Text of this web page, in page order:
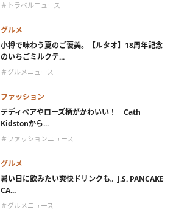
＃トラベルニュース
グルメ
小樽で味わう夏のご褒美。【ルタオ】18周年記念
のいちごミルクテ...
＃グルメニュース
ファッション
テディベアやローズ柄がかわいい！ Cath
Kidstonから...
＃ファッションニュース
グルメ
暑い日に飲みたい爽快ドリンクも。J.S. PANCAKE
CA...
＃グルメニュース